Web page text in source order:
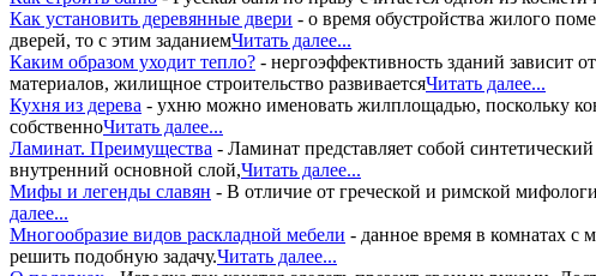
Как установить деревянные двери - о время обустройства жилого
дверей, то с этим заданиемЧитать далее...
Каким образом уходит тепло? - нергоэффективность зданий зависит
материалов, жилищное строительство развиваетсяЧитать далее...
Кухня из дерева - ухню можно именовать жилплощадью, поскольку
собственноЧитать далее...
Ламинат. Преимущества - Ламинат представляет собой
внутренний основной слой,Читать далее...
Мифы и легенды славян - В отличие от греческой и римской
далее...
Многообразие видов раскладной мебели - данное время в комнатах с
решить подобную задачу.Читать далее...